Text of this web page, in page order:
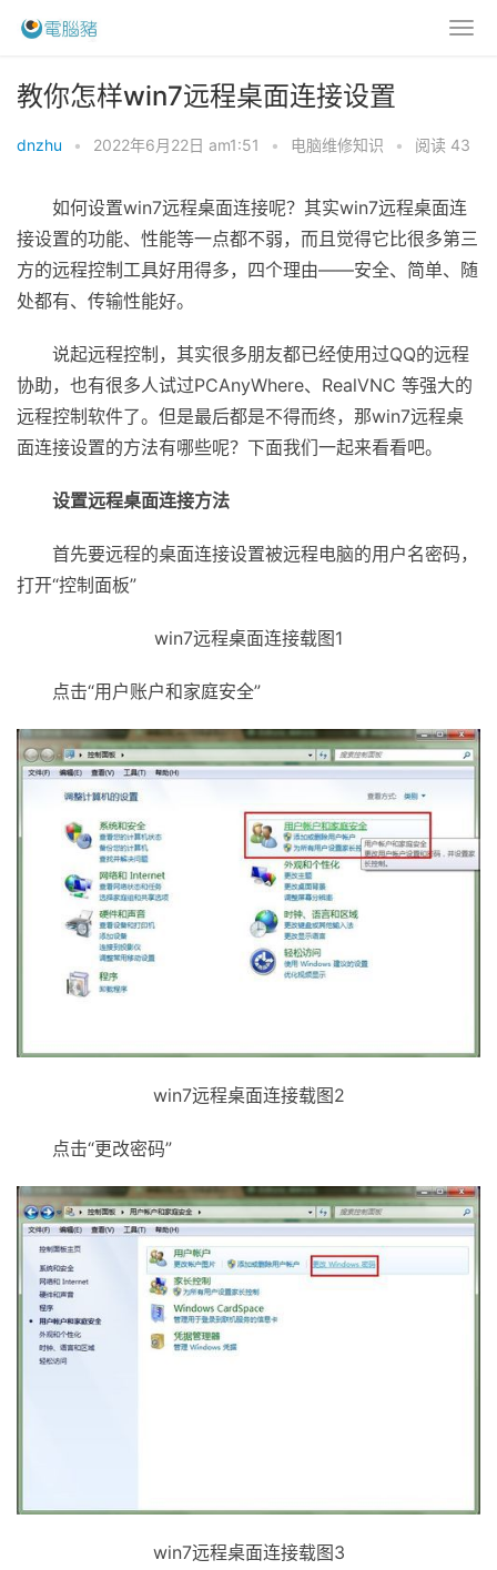
教你怎样win7远程桌面连接设置
dnzhu • 2022年6月22日 am1:51 • 电脑维修知识 • 阅读 43
如何设置win7远程桌面连接呢？其实win7远程桌面连
接设置的功能、性能等一点都不弱，而且觉得它比很多第三
方的远程控制工具好用得多，四个理由——安全、简单、随
处都有、传输性能好。
说起远程控制，其实很多朋友都已经使用过QQ的远程
协助，也有很多人试过PCAnyWhere、RealVNC 等强大的
远程控制软件了。但是最后都是不得而终，那win7远程桌
面连接设置的方法有哪些呢？下面我们一起来看看吧。
设置远程桌面连接方法
首先要远程的桌面连接设置被远程电脑的用户名密码，
打开“控制面板”
win7远程桌面连接载图1
点击“用户账户和家庭安全”
win7远程桌面连接载图2
点击“更改密码”
win7远程桌面连接载图3